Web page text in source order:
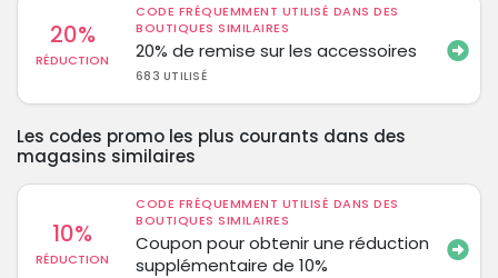
20%
RÉDUCTION
CODE FRÉQUEMMENT UTILISÉ DANS DES
BOUTIQUES SIMILAIRES
20% de remise sur les accessoires
683 UTILISÉ
Les codes promo les plus courants dans des
magasins similaires
10%
RÉDUCTION
CODE FRÉQUEMMENT UTILISÉ DANS DES
BOUTIQUES SIMILAIRES
Coupon pour obtenir une réduction
supplémentaire de 10%